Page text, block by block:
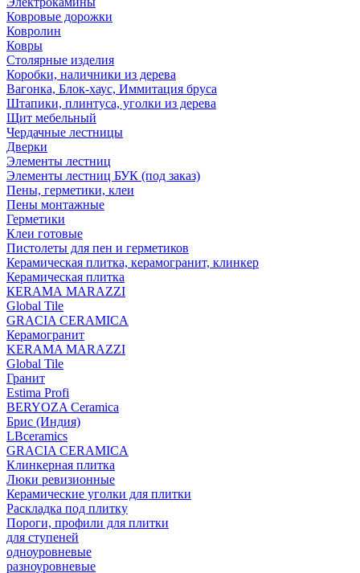
Ковровые дорожки
Ковролин
Ковры
Столярные изделия
Коробки, наличники из дерева
Вагонка, Блок-хаус, Иммитация бруса
Штапики, плинтуса, уголки из дерева
Щит мебельный
Чердачные лестницы
Дверки
Элементы лестниц
Элементы лестниц БУК (под заказ)
Пены, герметики, клеи
Пены монтажные
Герметики
Клеи готовые
Пистолеты для пен и герметиков
Керамическая плитка, керамогранит, клинкер
Керамическая плитка
КЕRАМА MARAZZI
Global Tile
GRACIA CERAMICA
Керамогранит
KERAMA MARAZZI
Global Tile
Гранит
Estima Profi
BERYOZA Ceramica
Брис (Индия)
LBceramics
GRACIA CERAMICA
Клинкерная плитка
Люки ревизионные
Керамические уголки для плитки
Раскладка под плитку
Пороги, профили для плитки
для ступеней
одноуровневые
разноуровневые